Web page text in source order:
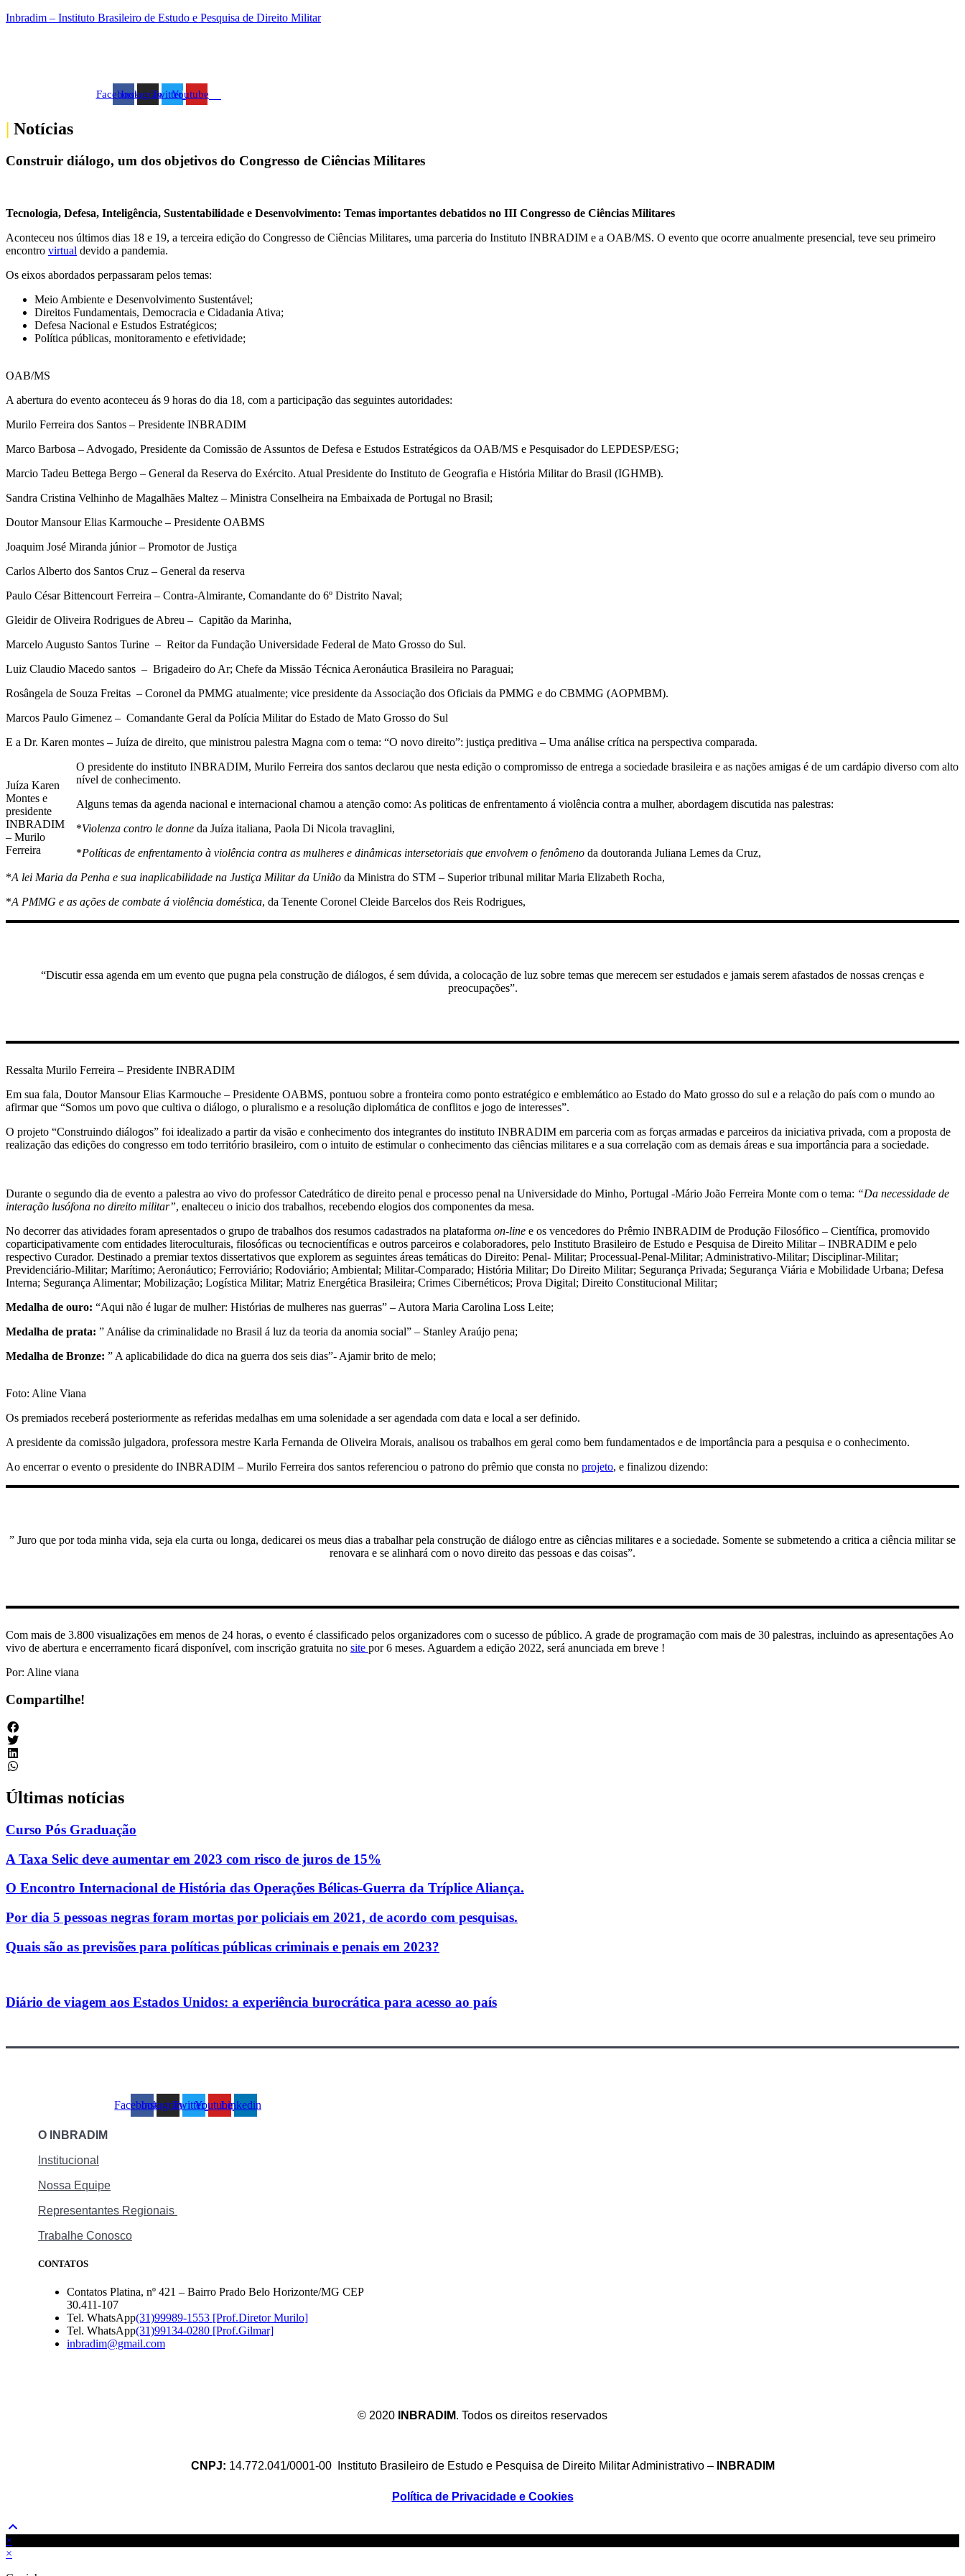
Ir
Inbradim – Instituto Brasileiro de Estudo e Pesquisa de Direito Militar
FacebookInstagramTwitterYoutube
| Notícias
Construir diálogo, um dos objetivos do Congresso de Ciências Militares
Tecnologia, Defesa, Inteligência, Sustentabilidade e Desenvolvimento: Temas importantes debatidos no III Congresso de Ciências Militares
Aconteceu nos últimos dias 18 e 19, a terceira edição do Congresso de Ciências Militares, uma parceria do Instituto INBRADIM e a OAB/MS. O evento que ocorre anualmente presencial, teve seu primeiro
encontro virtual devido a pandemia.
Os eixos abordados perpassaram pelos temas:
Meio Ambiente e Desenvolvimento Sustentável;
Direitos Fundamentais, Democracia e Cidadania Ativa;
Defesa Nacional e Estudos Estratégicos;
Política públicas, monitoramento e efetividade;
OAB/MS
A abertura do evento aconteceu ás 9 horas do dia 18, com a participação das seguintes autoridades:
Murilo Ferreira dos Santos – Presidente INBRADIM
Marco Barbosa – Advogado, Presidente da Comissão de Assuntos de Defesa e Estudos Estratégicos da OAB/MS e Pesquisador do LEPDESP/ESG;
Marcio Tadeu Bettega Bergo – General da Reserva do Exército. Atual Presidente do Instituto de Geografia e História Militar do Brasil (IGHMB).
Sandra Cristina Velhinho de Magalhães Maltez – Ministra Conselheira na Embaixada de Portugal no Brasil;
Doutor Mansour Elias Karmouche – Presidente OABMS
Joaquim José Miranda júnior – Promotor de Justiça
Carlos Alberto dos Santos Cruz – General da reserva
Paulo César Bittencourt Ferreira – Contra-Almirante, Comandante do 6º Distrito Naval;
Gleidir de Oliveira Rodrigues de Abreu – Capitão da Marinha,
Marcelo Augusto Santos Turine – Reitor da Fundação Universidade Federal de Mato Grosso do Sul.
Luiz Claudio Macedo santos – Brigadeiro do Ar; Chefe da Missão Técnica Aeronáutica Brasileira no Paraguai;
Rosângela de Souza Freitas – Coronel da PMMG atualmente; vice presidente da Associação dos Oficiais da PMMG e do CBMMG (AOPMBM).
Marcos Paulo Gimenez – Comandante Geral da Polícia Militar do Estado de Mato Grosso do Sul
E a Dr. Karen montes – Juíza de direito, que ministrou palestra Magna com o tema: “O novo direito”: justiça preditiva – Uma análise crítica na perspectiva comparada.
Juíza Karen
Montes e
presidente
INBRADIM
– Murilo
Ferreira
O presidente do instituto INBRADIM, Murilo Ferreira dos santos declarou que nesta edição o compromisso de entrega a sociedade brasileira e as nações amigas é de um cardápio diverso com alto
nível de conhecimento.
Alguns temas da agenda nacional e internacional chamou a atenção como: As politicas de enfrentamento á violência contra a mulher, abordagem discutida nas palestras:
*Violenza contro le donne da Juíza italiana, Paola Di Nicola travaglini,
*Políticas de enfrentamento à violência contra as mulheres e dinâmicas intersetoriais que envolvem o fenômeno da doutoranda Juliana Lemes da Cruz,
*A lei Maria da Penha e sua inaplicabilidade na Justiça Militar da União da Ministra do STM – Superior tribunal militar Maria Elizabeth Rocha,
*A PMMG e as ações de combate á violência doméstica, da Tenente Coronel Cleide Barcelos dos Reis Rodrigues,
“Discutir essa agenda em um evento que pugna pela construção de diálogos, é sem dúvida, a colocação de luz sobre temas que merecem ser estudados e jamais serem afastados de nossas crenças e
preocupações”.
Ressalta Murilo Ferreira – Presidente INBRADIM
Em sua fala, Doutor Mansour Elias Karmouche – Presidente OABMS, pontuou sobre a fronteira como ponto estratégico e emblemático ao Estado do Mato grosso do sul e a relação do país com o mundo ao
afirmar que “Somos um povo que cultiva o diálogo, o pluralismo e a resolução diplomática de conflitos e jogo de interesses”.
O projeto “Construindo diálogos” foi idealizado a partir da visão e conhecimento dos integrantes do instituto INBRADIM em parceria com as forças armadas e parceiros da iniciativa privada, com a proposta de
realização das edições do congresso em todo território brasileiro, com o intuito de estimular o conhecimento das ciências militares e a sua correlação com as demais áreas e sua importância para a sociedade.
Durante o segundo dia de evento a palestra ao vivo do professor Catedrático de direito penal e processo penal na Universidade do Minho, Portugal -Mário João Ferreira Monte com o tema: “Da necessidade de
interação lusófona no direito militar”, enalteceu o inicio dos trabalhos, recebendo elogios dos componentes da mesa.
No decorrer das atividades foram apresentados o grupo de trabalhos dos resumos cadastrados na plataforma on-line e os vencedores do Prêmio INBRADIM de Produção Filosófico – Científica, promovido
coparticipativamente com entidades literoculturais, filosóficas ou tecnocientíficas e outros parceiros e colaboradores, pelo Instituto Brasileiro de Estudo e Pesquisa de Direito Militar – INBRADIM e pelo
respectivo Curador. Destinado a premiar textos dissertativos que explorem as seguintes áreas temáticas do Direito: Penal- Militar; Processual-Penal-Militar; Administrativo-Militar; Disciplinar-Militar;
Previdenciário-Militar; Marítimo; Aeronáutico; Ferroviário; Rodoviário; Ambiental; Militar-Comparado; História Militar; Do Direito Militar; Segurança Privada; Segurança Viária e Mobilidade Urbana; Defesa
Interna; Segurança Alimentar; Mobilização; Logística Militar; Matriz Energética Brasileira; Crimes Cibernéticos; Prova Digital; Direito Constitucional Militar;
Medalha de ouro: “Aqui não é lugar de mulher: Histórias de mulheres nas guerras” – Autora Maria Carolina Loss Leite;
Medalha de prata: ” Análise da criminalidade no Brasil á luz da teoria da anomia social” – Stanley Araújo pena;
Medalha de Bronze: ” A aplicabilidade do dica na guerra dos seis dias”- Ajamir brito de melo;
Foto: Aline Viana
Os premiados receberá posteriormente as referidas medalhas em uma solenidade a ser agendada com data e local a ser definido.
A presidente da comissão julgadora, professora mestre Karla Fernanda de Oliveira Morais, analisou os trabalhos em geral como bem fundamentados e de importância para a pesquisa e o conhecimento.
Ao encerrar o evento o presidente do INBRADIM – Murilo Ferreira dos santos referenciou o patrono do prêmio que consta no projeto, e finalizou dizendo:
” Juro que por toda minha vida, seja ela curta ou longa, dedicarei os meus dias a trabalhar pela construção de diálogo entre as ciências militares e a sociedade. Somente se submetendo a critica a ciência militar se
renovara e se alinhará com o novo direito das pessoas e das coisas”.
Com mais de 3.800 visualizações em menos de 24 horas, o evento é classificado pelos organizadores com o sucesso de público. A grade de programação com mais de 30 palestras, incluindo as apresentações Ao
vivo de abertura e encerramento ficará disponível, com inscrição gratuita no site por 6 meses. Aguardem a edição 2022, será anunciada em breve !
Por: Aline viana
Compartilhe!
Últimas notícias
Curso Pós Graduação
A Taxa Selic deve aumentar em 2023 com risco de juros de 15%
O Encontro Internacional de História das Operações Bélicas-Guerra da Tríplice Aliança.
Por dia 5 pessoas negras foram mortas por policiais em 2021, de acordo com pesquisas.
Quais são as previsões para políticas públicas criminais e penais em 2023?
Diário de viagem aos Estados Unidos: a experiência burocrática para acesso ao país
FacebookInstagramTwitterYoutubeLinkedin
O INBRADIM
Institucional
Nossa Equipe
Representantes Regionais
Trabalhe Conosco
CONTATOS
Contatos Platina, nº 421 – Bairro Prado Belo Horizonte/MG CEP
30.411-107
Tel. WhatsApp(31)99989-1553 [Prof.Diretor Murilo]Abre
Tel. WhatsApp(31)99134-0280 [Prof.Gilmar]Abre
inbradim@gmail.comAbre
© 2020 INBRADIM. Todos os direitos reservados
CNPJ: 14.772.041/0001-00 Instituto Brasileiro de Estudo e Pesquisa de Direito Militar Administrativo – INBRADIM
Política de Privacidade e Cookies
×
×